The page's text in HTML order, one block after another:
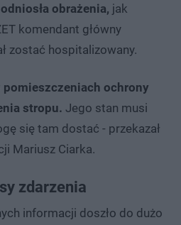
obrażenia, jak
komendant główny
zostać hospitalizowany.
pomieszczeniach ochrony
stropu. Jego stan musi
się tam dostać - przekazał
Mariusz Ciarka.
zdarzenia
informacji doszło do dużo